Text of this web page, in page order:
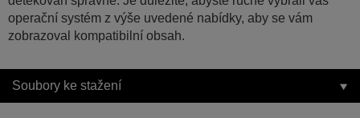
operační systém z výše uvedené nabídky, aby se vám
zobrazoval kompatibilní obsah.
Soubory ke stažení